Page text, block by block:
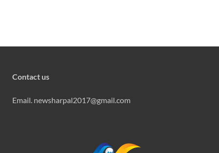
Contact us
Email. newsharpal2017@gmail.com